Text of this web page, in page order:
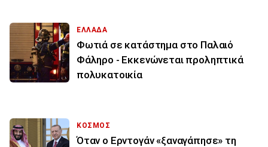
ΕΛΛΑΔΑ
Φωτιά σε κατάστημα στο Παλαιό
Φάληρο - Εκκενώνεται προληπτικά
πολυκατοικία
ΚΟΣΜΟΣ
Όταν ο Ερντογάν «ξαναγάπησε» τη